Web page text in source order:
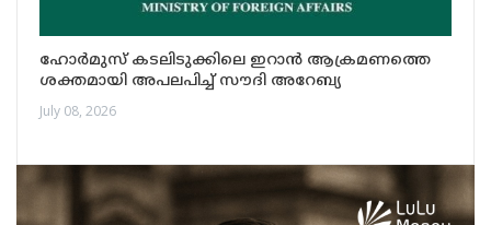
ഹോർമുസ് കടലിടുക്കിലെ ഇറാൻ ആക്രമണത്തെ
ശക്തമായി അപലപിച്ച് സൗദി അറേബ്യ
July 08, 2026